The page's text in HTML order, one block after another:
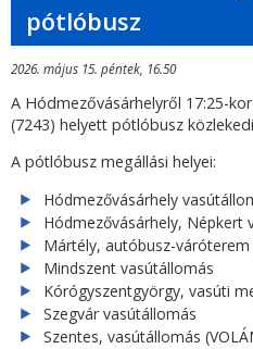
pótlóbusz
2026. május 15. péntek, 16.50
A Hódmezővásárhelyről 17:25-
(7243) helyett pótlóbusz
A pótlóbusz megállási helyei:
Hódmezővásárhely
Hódmezővásárhely,
Mártély, autóbusz-váróterem
Mindszent
Kórógyszentgyörgy,
Szegvár vasútállomás
Szentes, vasútállomás